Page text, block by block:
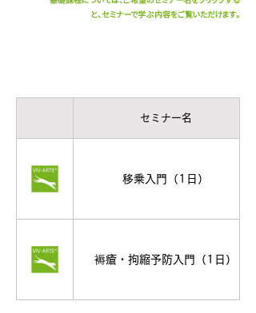
と、セミナーで学ぶ内容をご覧いただけます。
セミナー名
移乗入門（1日）
褥瘡・拘縮予防入門（1日）